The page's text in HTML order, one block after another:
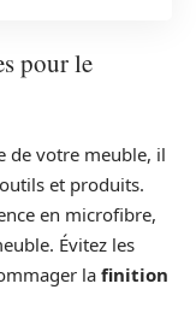
pour le
de votre meuble, il
et produits.
en microfibre,
Évitez les
la finition